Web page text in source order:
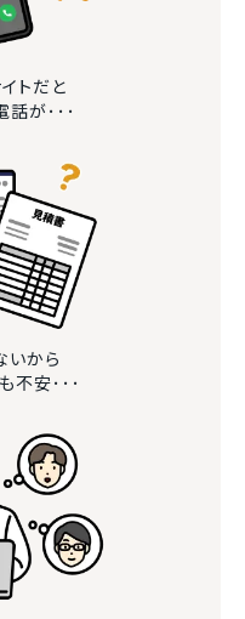
トだと
話が･･･
いから
不安･･･